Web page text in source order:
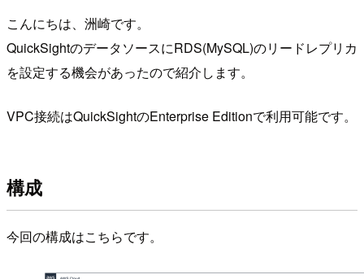
こんにちは、洲崎です。
QuickSightのデータソースにRDS(MySQL)のリードレプリカ
を設定する機会があったので紹介します。
VPC接続はQuickSightのEnterprise Editionで利用可能です。
構成
今回の構成はこちらです。